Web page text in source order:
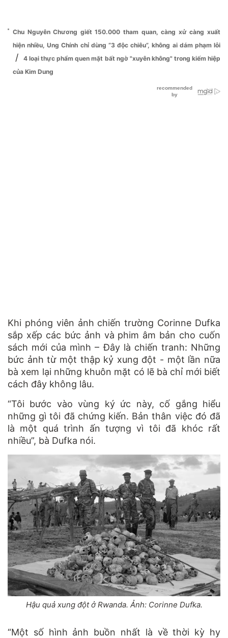
Chu Nguyên Chương giết 150.000 tham quan, càng xử càng xuất
hiện nhiều, Ung Chính chỉ dùng “3 độc chiêu”, không ai dám phạm lỗi
/
4 loại thực phẩm quen mặt bất ngờ "xuyên không" trong kiếm hiệp
của Kim Dung
Khi phóng viên ảnh chiến trường Corinne Dufka
sắp xếp các bức ảnh và phim âm bản cho cuốn
sách mới của mình – Đây là chiến tranh: Những
bức ảnh từ một thập kỷ xung đột - một lần nữa
bà xem lại những khuôn mặt có lẽ bà chỉ mới biết
cách đây không lâu.
“Tôi bước vào vùng ký ức này, cố gắng hiểu
những gì tôi đã chứng kiến. Bản thân việc đó đã
là một quá trình ấn tượng vì tôi đã khóc rất
nhiều”, bà Dufka nói.
Hậu quả xung đột ở Rwanda. Ảnh: Corinne Dufka.
“Một số hình ảnh buồn nhất là về thời kỳ hy